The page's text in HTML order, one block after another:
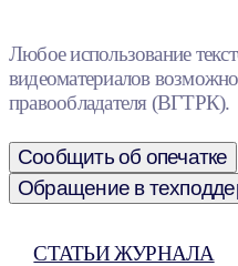
Любое использование
видеоматериалов возможно
правообладателя (ВГТРК).
Сообщить об опечатке
Обращение в
СТАТЬИ ЖУРНАЛА